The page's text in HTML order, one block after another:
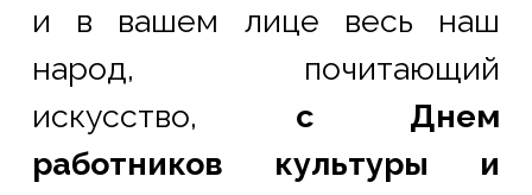
и в вашем лице весь наш
народ, почитающий
искусство, с Днем
работников культуры и